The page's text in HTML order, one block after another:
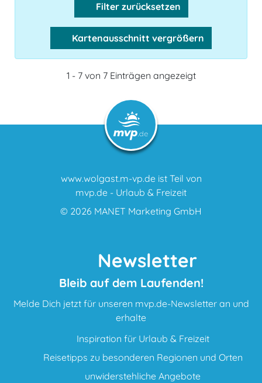
Filter zurücksetzen
Kartenausschnitt vergrößern
1 - 7 von 7 Einträgen angezeigt
www.wolgast.m-vp.de ist Teil von
mvp.de - Urlaub & Freizeit
© 2026 MANET Marketing GmbH
Newsletter
Bleib auf dem Laufenden!
Melde Dich jetzt für unseren mvp.de-Newsletter an und
erhalte
Inspiration für Urlaub & Freizeit
Reisetipps zu besonderen Regionen und Orten
unwiderstehliche Angebote